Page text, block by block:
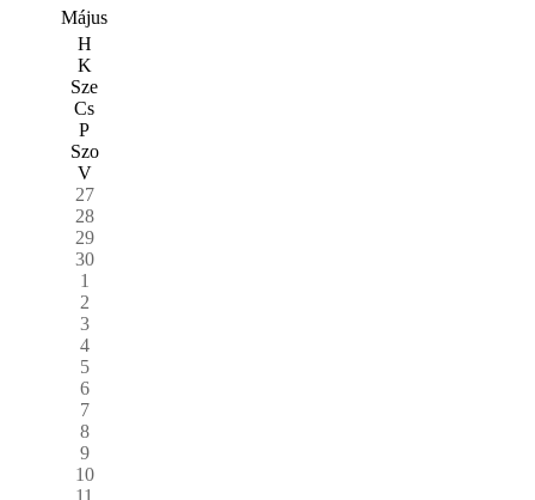
Május
H
K
Sze
Cs
P
Szo
V
27
28
29
30
1
2
3
4
5
6
7
8
9
10
11